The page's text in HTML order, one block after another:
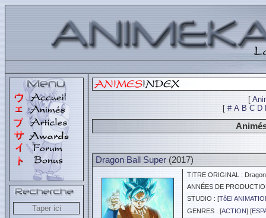
[
[ # A B C D
Dragon Ball Super (2017)
TITRE ORIGINAL :
ANNÉES DE
STUDIO : [TôEI
GENRES : [ACTION] [